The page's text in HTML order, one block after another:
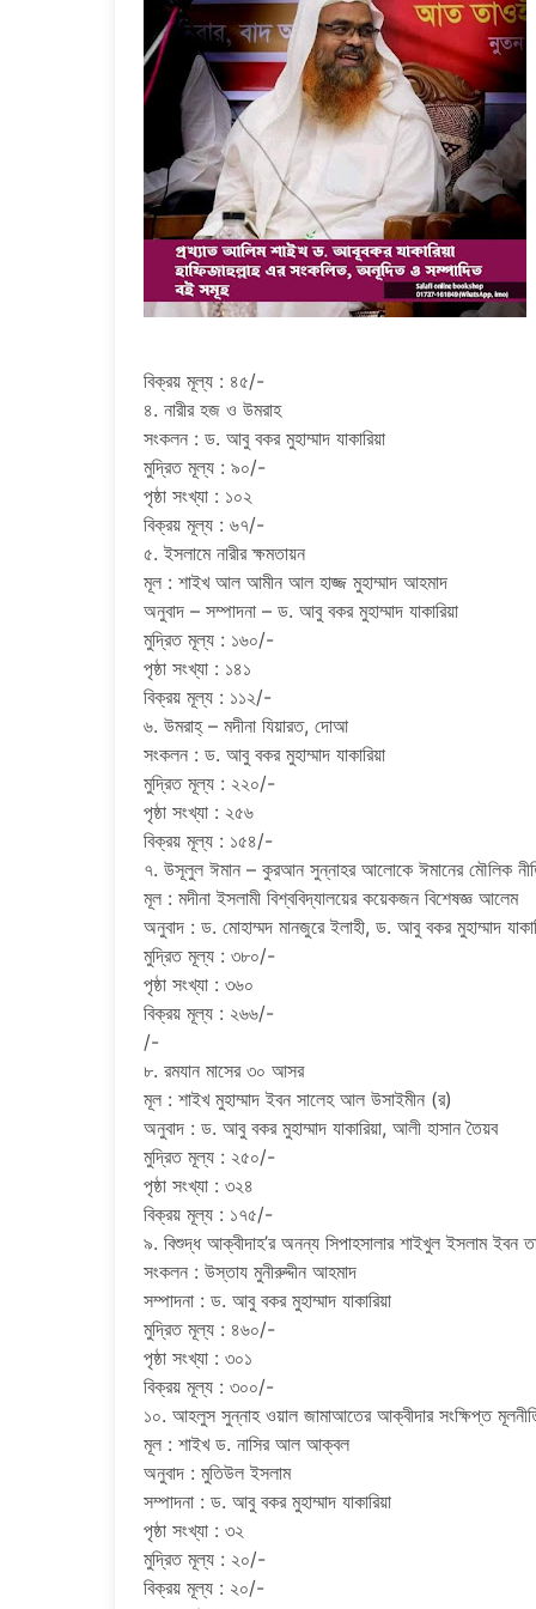
বিক্রয় মূল্য : ৪৫/-
৪. নারীর হজ ও উমরাহ
সংকলন : ড. আবু বকর মুহাম্মাদ যাকারিয়া
মুদ্রিত মূল্য : ৯০/-
পৃষ্ঠা সংখ্যা : ১০২
বিক্রয় মূল্য : ৬৭/-
৫. ইসলামে নারীর ক্ষমতায়ন
মূল : শাইখ আল আমীন আল হাজ্জ মুহাম্মাদ আহমাদ
অনুবাদ – সম্পাদনা – ড. আবু বকর মুহাম্মাদ যাকারিয়া
মুদ্রিত মূল্য : ১৬০/-
পৃষ্ঠা সংখ্যা : ১৪১
বিক্রয় মূল্য : ১১২/-
৬. উমরাহ্ – মদীনা যিয়ারত, দোআ
সংকলন : ড. আবু বকর মুহাম্মাদ যাকারিয়া
মুদ্রিত মূল্য : ২২০/-
পৃষ্ঠা সংখ্যা : ২৫৬
বিক্রয় মূল্য : ১৫৪/-
৭. উসূলুল ঈমান – কুরআন সুন্নাহর আলোকে ঈমানের মৌলিক
মূল : মদীনা ইসলামী বিশ্ববিদ্যালয়ের কয়েকজন বিশেষজ্ঞ আলেম
অনুবাদ : ড. মোহাম্মদ মানজুরে ইলাহী, ড. আবু বকর মুহাম্মাদ
মুদ্রিত মূল্য : ৩৮০/-
পৃষ্ঠা সংখ্যা : ৩৬০
বিক্রয় মূল্য : ২৬৬/-
/-
৮. রমযান মাসের ৩০ আসর
মূল : শাইখ মুহাম্মাদ ইবন সালেহ আল উসাইমীন (র)
অনুবাদ : ড. আবু বকর মুহাম্মাদ যাকারিয়া, আলী হাসান তৈয়ব
মুদ্রিত মূল্য : ২৫০/-
পৃষ্ঠা সংখ্যা : ৩২৪
বিক্রয় মূল্য : ১৭৫/-
৯. বিশুদ্ধ আক্বীদাহ’র অনন্য সিপাহসালার শাইখুল ইসলাম ইবন
সংকলন : উস্তায মুনীরুদ্দীন আহমাদ
সম্পাদনা : ড. আবু বকর মুহাম্মাদ যাকারিয়া
মুদ্রিত মূল্য : ৪৬০/-
পৃষ্ঠা সংখ্যা : ৩০১
বিক্রয় মূল্য : ৩০০/-
১০. আহলুস সুন্নাহ ওয়াল জামাআতের আক্বীদার সংক্ষিপ্ত
মূল : শাইখ ড. নাসির আল আক্বল
অনুবাদ : মুতিউল ইসলাম
সম্পাদনা : ড. আবু বকর মুহাম্মাদ যাকারিয়া
পৃষ্ঠা সংখ্যা : ৩২
মুদ্রিত মূল্য : ২০/-
বিক্রয় মূল্য : ২০/-